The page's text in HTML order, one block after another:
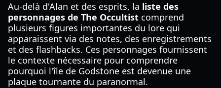
Au-delà d'Alan et des esprits, la liste des
personnages de The Occultist comprend
plusieurs figures importantes du lore qui
apparaissent via des notes, des enregistrements
et des flashbacks. Ces personnages fournissent
le contexte nécessaire pour comprendre
pourquoi l'île de Godstone est devenue une
plaque tournante du paranormal.